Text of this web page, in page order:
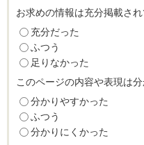
お求めの情報は充分掲載さ
充分だった
ふつう
足りなかった
このページの内容や表現は
分かりやすかった
ふつう
分かりにくかった